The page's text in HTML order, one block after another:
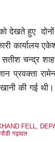
को देखते हुए
चन्द्र
प्रवक्ता
की गई थी।
FELL,
पौडी गढ़वाल